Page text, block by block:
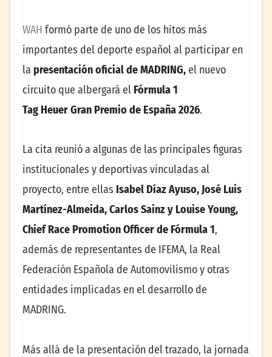
WAH formó parte de uno de los hitos más
importantes del deporte español al participar en
la presentación oficial de MADRING, el nuevo
circuito que albergará el Fórmula 1
Tag Heuer Gran Premio de España 2026.
La cita reunió a algunas de las principales figuras
institucionales y deportivas vinculadas al
proyecto, entre ellas Isabel Díaz Ayuso, José Luis
Martínez-Almeida, Carlos Sainz y Louise Young,
Chief Race Promotion Officer de Fórmula 1,
además de representantes de IFEMA, la Real
Federación Española de Automovilismo y otras
entidades implicadas en el desarrollo de
MADRING.
Más allá de la presentación del trazado, la jornada